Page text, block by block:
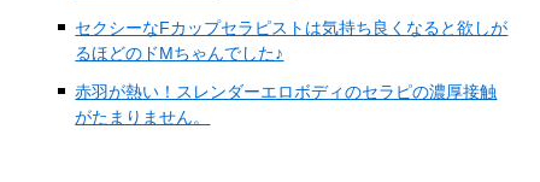
セクシーなFカップセラピストは気持ち良くなると欲しが
るほどのドMちゃんでした♪
赤羽が熱い！スレンダーエロボディのセラピの濃厚接触
がたまりません。